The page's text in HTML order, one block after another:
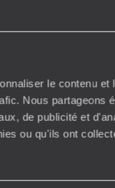
le contenu
Nous partageons
de publicité et
ou qu'ils ont
de